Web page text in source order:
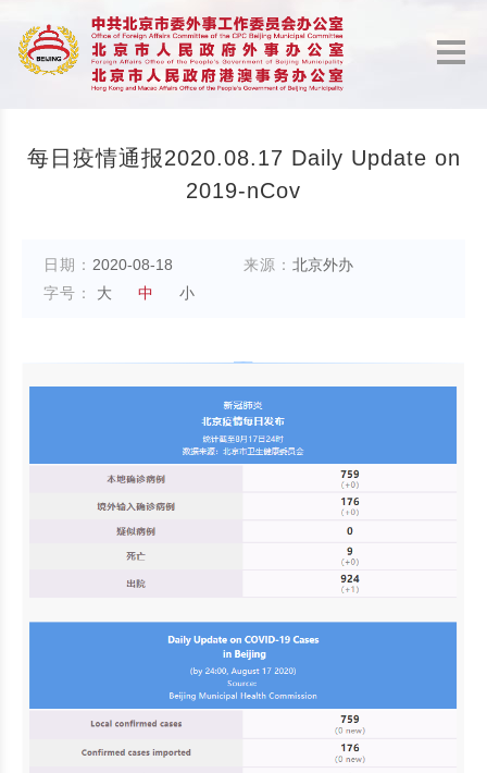
每日疫情通报2020.08.17 Daily Update on
2019-nCov
日期： 2020-08-18 来源： 北京外办
字号：
大 中 小